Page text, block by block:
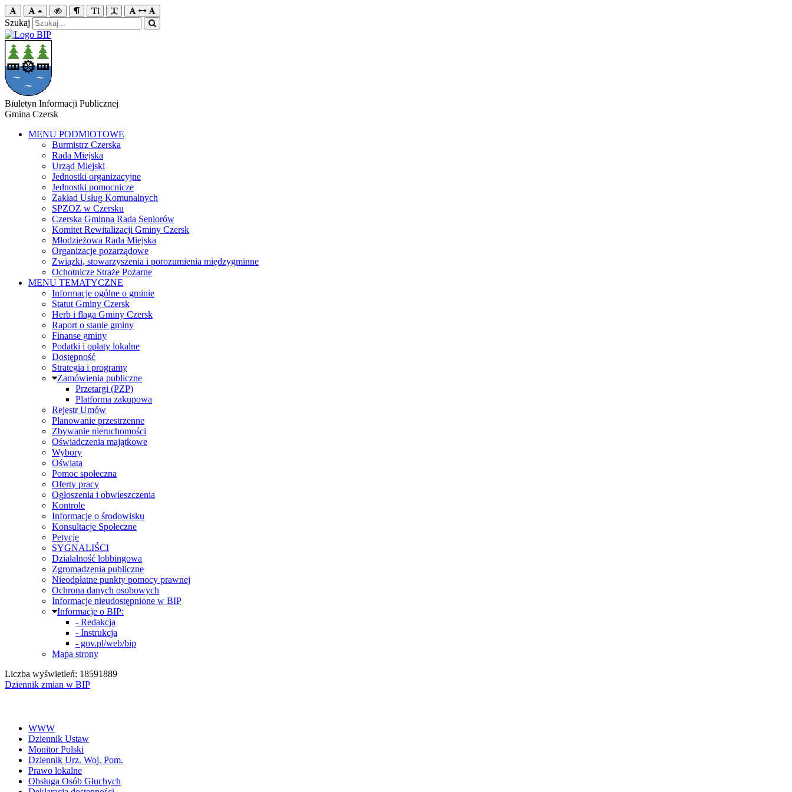
Szukaj
Biuletyn Informacji Publicznej
Gmina Czersk
MENU PODMIOTOWE
Burmistrz Czerska
Rada Miejska
Urząd Miejski
Jednostki organizacyjne
Jednostki pomocnicze
Zakład Usług Komunalnych
SPZOZ w Czersku
Czerska Gminna Rada Seniorów
Komitet Rewitalizacji Gminy Czersk
Młodzieżowa Rada Miejska
Organizacje pozarządowe
Związki, stowarzyszenia i porozumienia międzygminne
Ochotnicze Straże Pożarne
MENU TEMATYCZNE
Informacje ogólne o gminie
Statut Gminy Czersk
Herb i flaga Gminy Czersk
Raport o stanie gminy
Finanse gminy
Podatki i opłaty lokalne
Dostępność
Strategia i programy
Zamówienia publiczne
Przetargi (PZP)
Platforma zakupowa
Rejestr Umów
Planowanie przestrzenne
Zbywanie nieruchomości
Oświadczenia majątkowe
Wybory
Oświata
Pomoc społeczna
Oferty pracy
Ogłoszenia i obwieszczenia
Kontrole
Informacje o środowisku
Konsultacje Społeczne
Petycje
SYGNALIŚCI
Działalność lobbingowa
Zgromadzenia publiczne
Nieodpłatne punkty pomocy prawnej
Ochrona danych osobowych
Informacje nieudostępnione w BIP
Informacje o BIP:
- Redakcja
- Instrukcja
- gov.pl/web/bip
Mapa strony
Liczba wyświetleń: 18591889
Dziennik zmian w BIP
WWW
Dziennik Ustaw
Monitor Polski
Dziennik Urz. Woj. Pom.
Prawo lokalne
Obsługa Osób Głuchych